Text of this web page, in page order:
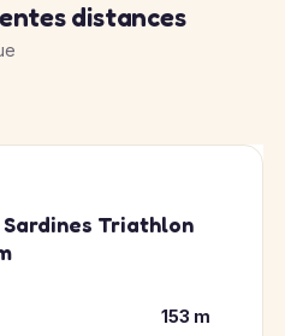
distances
Triathlon
153 m